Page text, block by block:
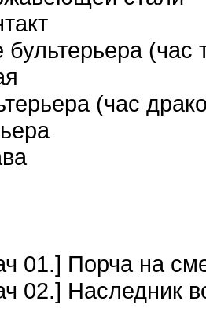
(час
(час
01.] Порча на
02.] Наследник